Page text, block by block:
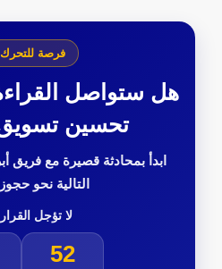
فرصة للتحرك
هل ستواصل
تحسين
ابدأ بمحادثة قصيرة مع فريق
التالية نحو
لا تؤجل
51